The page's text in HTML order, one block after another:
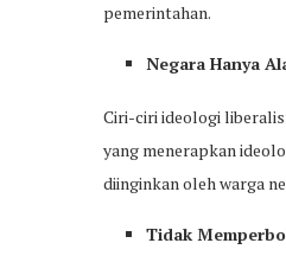
pemerintahan.
Negara Hanya
Ciri-ciri ideologi
yang menerapkan
diinginkan oleh warga
Tidak